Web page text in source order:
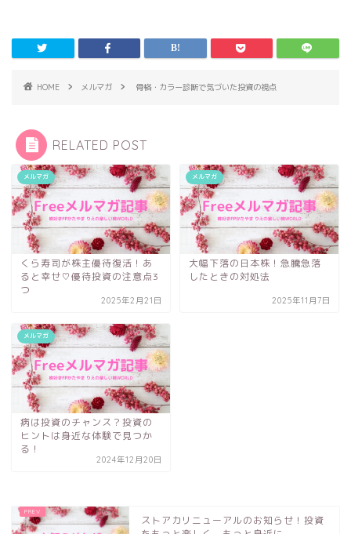
HOME メルマガ 骨格・カラー診断で気づいた投資の視点
RELATED POST
メルマガ
くら寿司が株主優待復活！あ
ると幸せ♡優待投資の注意点3
つ
2025年2月21日
メルマガ
大幅下落の日本株！急騰急落
したときの対処法
2025年11月7日
メルマガ
病は投資のチャンス？投資の
ヒントは身近な体験で見つか
る！
2024年12月20日
ストアカリニューアルのお知らせ！投資